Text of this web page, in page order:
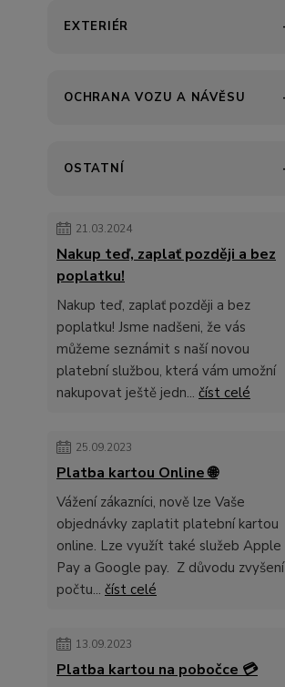
EXTERIÉR
OCHRANA VOZU A NÁVĚSU
OSTATNÍ
21.03.2024
Nakup teď, zaplať později a bez
poplatku!
Nakup teď, zaplať později a bez
poplatku! Jsme nadšeni, že vás
můžeme seznámit s naší novou
platební službou, která vám umožní
nakupovat ještě jedn... číst celé
25.09.2023
Platba kartou Online 🌐
Vážení zákazníci, nově lze Vaše
objednávky zaplatit platební kartou
online. Lze využít také služeb Apple
Pay a Google pay. Z důvodu zvyšení
počtu... číst celé
13.09.2023
Platba kartou na pobočce 💳